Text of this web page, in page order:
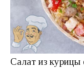
Салат из